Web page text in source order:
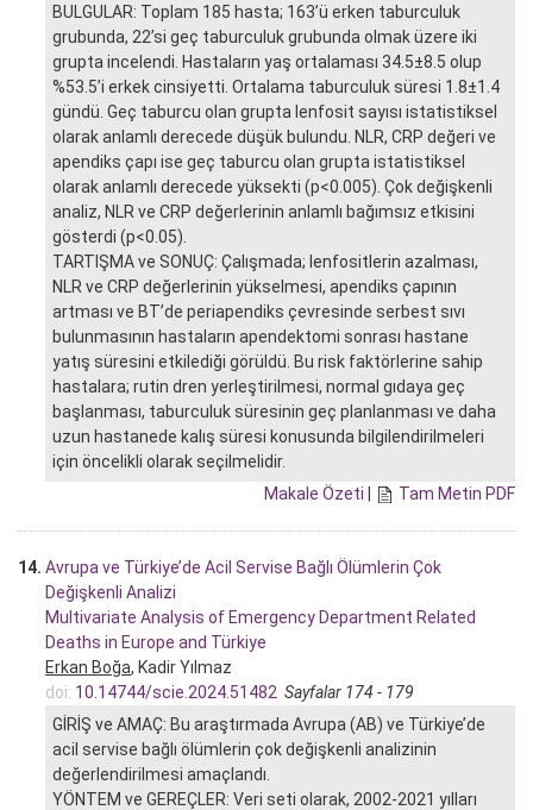
BULGULAR: Toplam 185 hasta; 163’ü erken taburculuk
grubunda, 22’si geç taburculuk grubunda olmak üzere iki
grupta incelendi. Hastaların yaş ortalaması 34.5±8.5 olup
%53.5’i erkek cinsiyetti. Ortalama taburculuk süresi 1.8±1.4
gündü. Geç taburcu olan grupta lenfosit sayısı istatistiksel
olarak anlamlı derecede düşük bulundu. NLR, CRP değeri ve
apendiks çapı ise geç taburcu olan grupta istatistiksel
olarak anlamlı derecede yüksekti (p<0.005). Çok değişkenli
analiz, NLR ve CRP değerlerinin anlamlı bağımsız etkisini
gösterdi (p<0.05).
TARTIŞMA ve SONUÇ: Çalışmada; lenfositlerin azalması,
NLR ve CRP değerlerinin yükselmesi, apendiks çapının
artması ve BT’de periapendiks çevresinde serbest sıvı
bulunmasının hastaların apendektomi sonrası hastane
yatış süresini etkilediği görüldü. Bu risk faktörlerine sahip
hastalara; rutin dren yerleştirilmesi, normal gıdaya geç
başlanması, taburculuk süresinin geç planlanması ve daha
uzun hastanede kalış süresi konusunda bilgilendirilmeleri
için öncelikli olarak seçilmelidir.
Makale Özeti | Tam Metin PDF
14. Avrupa ve Türkiye’de Acil Servise Bağlı Ölümlerin Çok
Değişkenli Analizi
Multivariate Analysis of Emergency Department Related
Deaths in Europe and Türkiye
Erkan Boğa, Kadir Yılmaz
doi: 10.14744/scie.2024.51482 Sayfalar 174 - 179
GİRİŞ ve AMAÇ: Bu araştırmada Avrupa (AB) ve Türkiye’de
acil servise bağlı ölümlerin çok değişkenli analizinin
değerlendirilmesi amaçlandı.
YÖNTEM ve GEREÇLER: Veri seti olarak, 2002-2021 yılları